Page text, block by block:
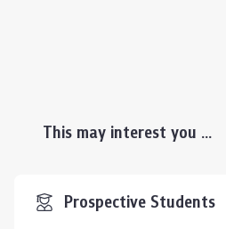
This may interest you ...
Prospective Students